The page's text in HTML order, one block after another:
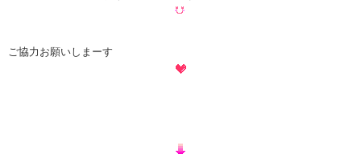
ご協力お願いしまーす